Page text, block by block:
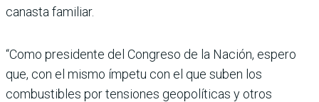
canasta familiar.
“Como presidente del Congreso de la Nación, espero
que, con el mismo ímpetu con el que suben los
combustibles por tensiones geopolíticas y otros